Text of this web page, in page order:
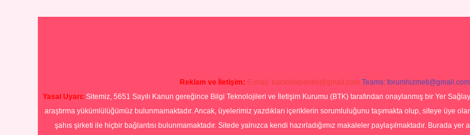
Reklam ve İletişim: E-mail: backlinkpaneli@gmail.com Teams: forumhizmeti@gmail.com
Yasal Uyarı: Sitemiz, 5651 Sayılı Kanun gereğince Bilgi Teknolojileri ve İletişim Kurumu (BTK) tarafından onaylanmış bir Yer
araştırma yükümlülüğümüz bulunmamaktadır. Ancak, üyelerimiz yazdıkları içeriklerin sorumluluğunu taşımakta olup, siteye üye
şahıs şirketi ile hiçbir bağlantısı bulunmamaktadır. Sitede yalnızca kendi hazırladığımız makaleler paylaşılmaktadır. Burada